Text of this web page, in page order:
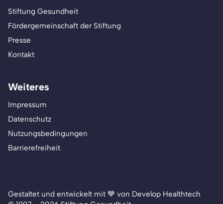
Stiftung Gesundheit
Fördergemeinschaft der Stiftung
Presse
Kontakt
Weiteres
Impressum
Datenschutz
Nutzungsbedingungen
Barrierefreiheit
Gestaltet und entwickelt mit 💙 von Develop Healthtech